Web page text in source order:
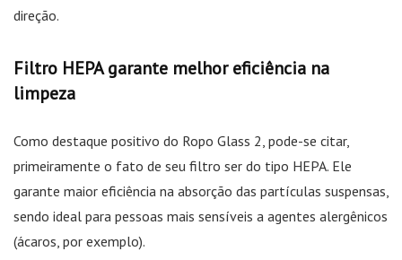
direção.
Filtro HEPA garante melhor eficiência na
limpeza
Como destaque positivo do Ropo Glass 2, pode-se citar,
primeiramente o fato de seu filtro ser do tipo HEPA. Ele
garante maior eficiência na absorção das partículas suspensas,
sendo ideal para pessoas mais sensíveis a agentes alergênicos
(ácaros, por exemplo).